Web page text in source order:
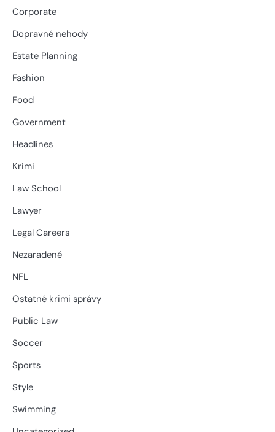
Corporate
Dopravné nehody
Estate Planning
Fashion
Food
Government
Headlines
Krimi
Law School
Lawyer
Legal Careers
Nezaradené
NFL
Ostatné krimi správy
Public Law
Soccer
Sports
Style
Swimming